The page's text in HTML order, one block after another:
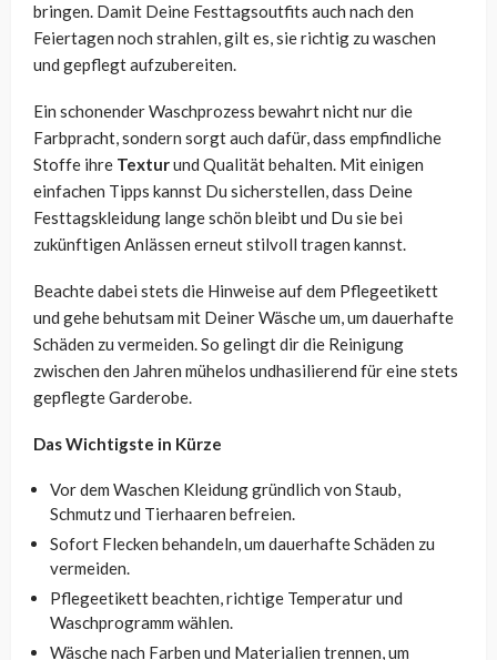
bringen. Damit Deine Festtagsoutfits auch nach den
Feiertagen noch strahlen, gilt es, sie richtig zu waschen
und gepflegt aufzubereiten.
Ein schonender Waschprozess bewahrt nicht nur die
Farbpracht, sondern sorgt auch dafür, dass empfindliche
Stoffe ihre Texturund Qualität behalten. Mit einigen
einfachen Tipps kannst Du sicherstellen, dass Deine
Festtagskleidung lange schön bleibt und Du sie bei
zukünftigen Anlässen erneut stilvoll tragen kannst.
Beachte dabei stets die Hinweise auf dem Pflegeetikett
und gehe behutsam mit Deiner Wäsche um, um dauerhafte
Schäden zu vermeiden. So gelingt dir die Reinigung
zwischen den Jahren mühelos undhasilierend für eine stets
gepflegte Garderobe.
Das Wichtigste in Kürze
Vor dem Waschen Kleidung gründlich von Staub,
Schmutz und Tierhaaren befreien.
Sofort Flecken behandeln, um dauerhafte Schäden zu
vermeiden.
Pflegeetikett beachten, richtige Temperatur und
Waschprogramm wählen.
Wäsche nach Farben und Materialien trennen, um